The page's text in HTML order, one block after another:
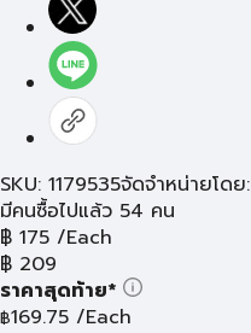
SKU: 1179535จัดจำหน่ายโดย:
มีคนซื้อไปแล้ว 54 คน
฿ 175 /Each
฿ 209
ราคาสุดท้าย*
฿169.75 /Each